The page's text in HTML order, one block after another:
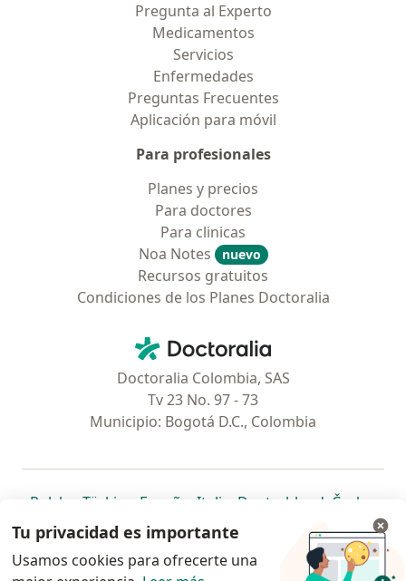
Pregunta al Experto
Medicamentos
Servicios
Enfermedades
Preguntas Frecuentes
Aplicación para móvil
Para profesionales
Planes y precios
Para doctores
Para clinicas
Noa Notes
nuevo
Recursos gratuitos
Condiciones de los Planes Doctoralia
Doctoralia - Página de inicio
Doctoralia Colombia, SAS
Tv 23 No. 97 - 73
Municipio: Bogotá D.C., Colombia
Polska se abre en una nueva pestaña
Türkiye se abre en una nueva pestaña
España se abre en una nueva pestaña
Italia se abre en una nueva
Deutschlandse abre en
Česko
Portugal
se abre en una nueva pestaña
México se abre en una nueva pestaña
Chile se abre en una nueva pestaña
Brasil se abre en una nueva
se abre en
se
se abre en una nueva
Tu privacidad es importante
Usamos cookies para ofrecerte una